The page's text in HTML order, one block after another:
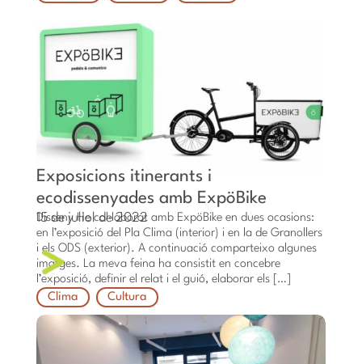
Exposicions itinerants i
ecodissenyades amb ExpöBike
15 de juliol de 2022
Disseny He col·laborat amb ExpöBike en dues ocasions:
en l’exposició del Pla Clima (interior) i en la de Granollers
i els ODS (exterior). A continuació comparteixo algunes
imatges. La meva feina ha consistit en concebre
l’exposició, definir el relat i el guió, elaborar els […]
Clima
Cultura